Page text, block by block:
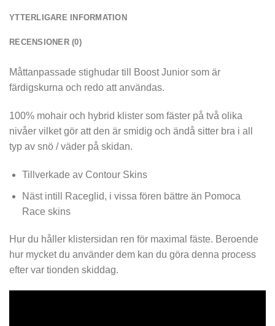
YTTERLIGARE INFORMATION
RECENSIONER (0)
Måttanpassade stighudar till Boost Junior som är
färdigskurna och redo att användas.
100% mohair och hybrid klister som fäster på två olika
nivåer vilket gör att den är smidig och ändå sitter bra i all
typ av snö / väder på skidan.
Tillverkade av Contour Skins
Näst intill Raceglid, i vissa fören bättre än Pomoca
Race skins
Hur du håller klistersidan ren för maximal fäste. Beroende
hur mycket du använder dem kan du göra denna process
efter var tionden skiddag.